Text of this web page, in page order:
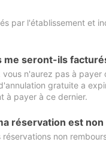
par l'établissement et
me seront-ils
n'aurez pas à payer
gratuite a
à payer à ce dernier.
réservation est
non